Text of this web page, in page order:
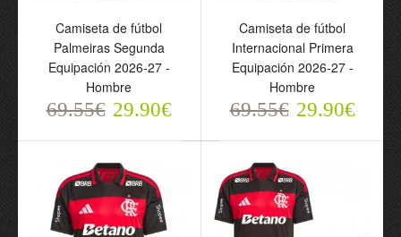
Camiseta de fútbol
Corinthians Primera
Equipación 2026-27 -
Hombre
69.55€
Camiseta de fútbol
Corinthians Segunda
Equipación 2026-27 -
Hombre
69.55€
Camiseta de fútbol
Palmeiras Segunda
Equipación 2026-27 -
Hombre
69.55€ 29.90€
Camiseta de fútbol
Internacional Primera
Equipación 2026-27 -
Hombre
69.55€ 29.90€